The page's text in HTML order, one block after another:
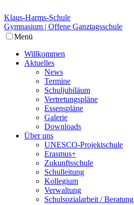
Klaus-Harms-Schule
Gymnasium | Offene Ganztagsschule
Menü
Willkommen
Aktuelles
News
Termine
Schuljubiläum
Vertretungspläne
Essenspläne
Galerie
Downloads
Über uns
UNESCO-Projektschule
Erasmus+
Zukunftsschule
Schulleitung
Kollegium
Verwaltung
Schulsozialarbeit / Beratung